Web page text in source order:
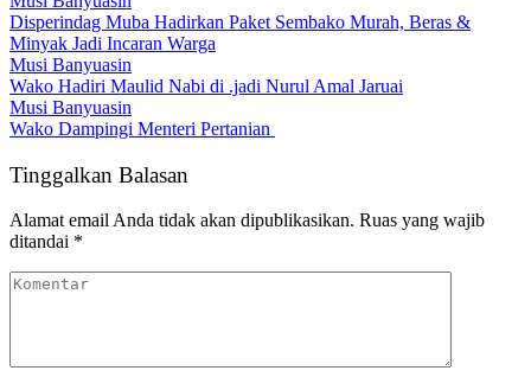
Disperindag Muba Hadirkan Paket Sembako Murah, Beras &
Minyak Jadi Incaran Warga
Musi Banyuasin
Wako Hadiri Maulid Nabi di .jadi Nurul Amal Jaruai
Musi Banyuasin
Wako Dampingi Menteri Pertanian
Tinggalkan Balasan
Alamat email Anda tidak akan dipublikasikan. Ruas yang wajib
ditandai *